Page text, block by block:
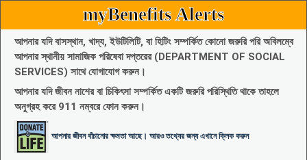
myBenefits Alerts
আপনার যদি বাসস্থান, খাদ্য, ইউটিলিটি, বা হিটিং সম্পর্কিত কোনো জরুরি পরি অবিলম্বে
আপনার স্থানীয় সামাজিক পরিষেবা দপ্তরের (DEPARTMENT OF SOCIAL
SERVICES) সাথে যোগাযোগ করুন।
আপনার যদি জীবন নাশের বা চিকিৎসা সম্পর্কিত একটি জরুরি পরিস্থিতি থাকে তাহলে
অনুগ্রহ করে 911 নম্বরে ফোন করুন।
আপনার জীবন বাঁচানোর ক্ষমতা আছে। আরও তথ্যের জন্য এখানে ক্লিক করুন